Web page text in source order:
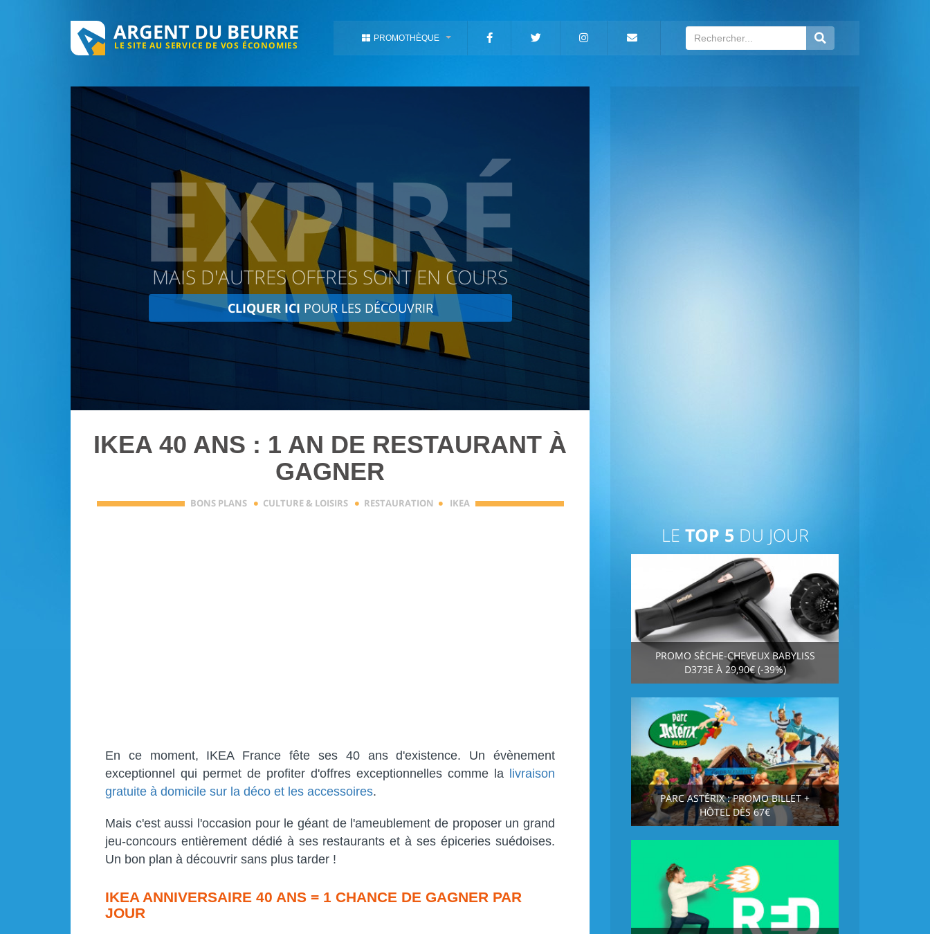
ARGENT DU BEURRE
LE SITE AU SERVICE DE VOS ÉCONOMIES
PROMOTHÈQUE
EXPIRÉ
MAIS D'AUTRES OFFRES SONT EN COURS
CLIQUER ICI POUR LES DÉCOUVRIR
IKEA 40 ANS : 1 AN DE RESTAURANT À
GAGNER
BONS PLANS · CULTURE & LOISIRS · RESTAURATION · IKEA
En ce moment, IKEA France fête ses 40 ans d'existence. Un évènement
exceptionnel qui permet de profiter d'offres exceptionnelles comme la
livraison
gratuite à domicile sur la déco et les accessoires.
Mais c'est aussi l'occasion pour le géant de l'ameublement de proposer un grand
jeu-concours entièrement dédié à ses restaurants et à ses épiceries suédoises.
Un bon plan à découvrir sans plus tarder !
IKEA ANNIVERSAIRE 40 ANS = 1 CHANCE DE GAGNER PAR
JOUR
LE TOP 5 DU JOUR
PROMO SÈCHE-CHEVEUX BABYLISS
D373E À 29,90€ (-39%)
PARC ASTÉRIX : PROMO BILLET +
HÔTEL DÈS 67€